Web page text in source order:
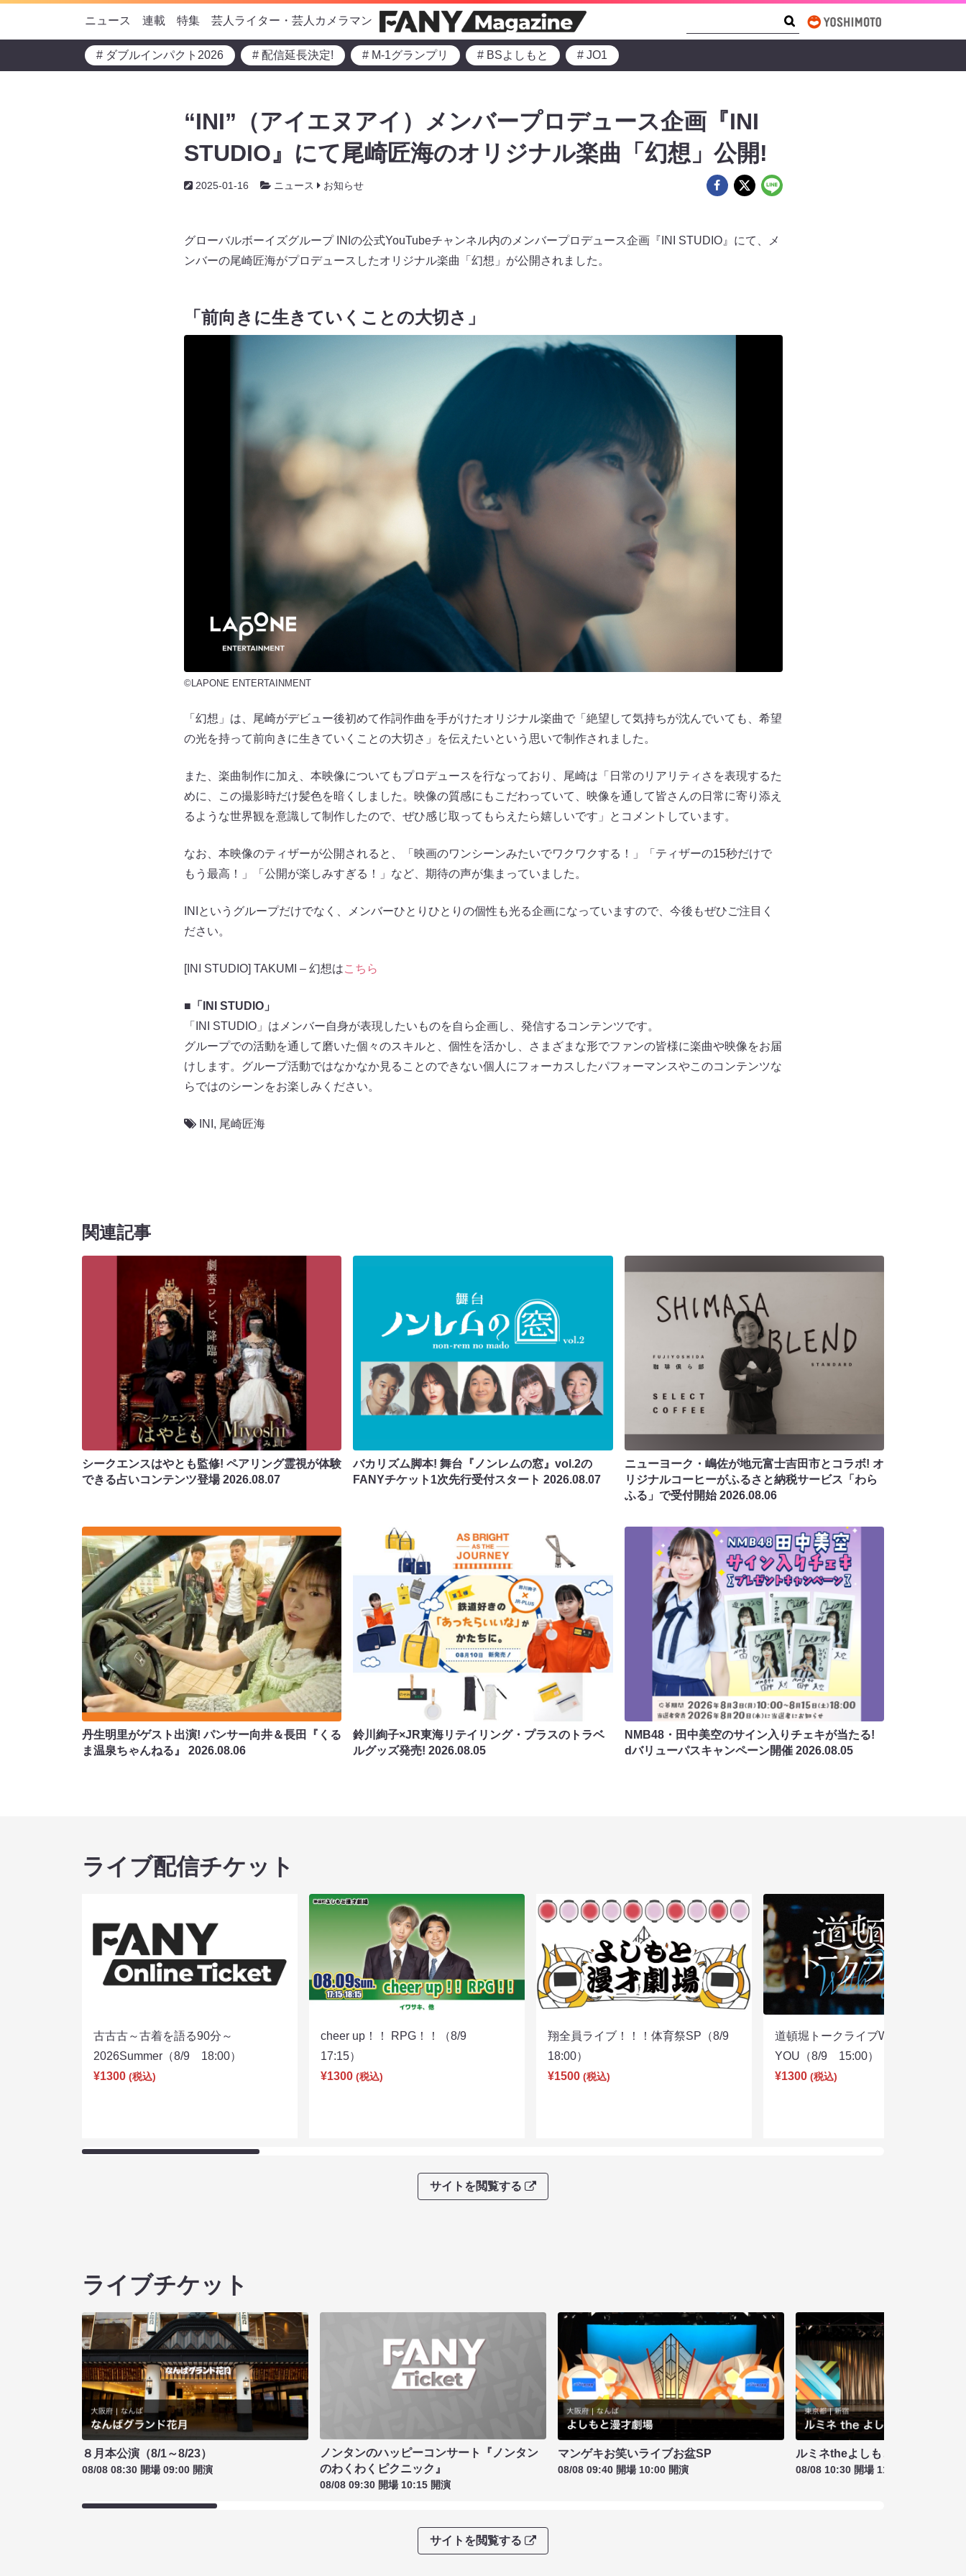
ニュース 連載 特集 芸人ライター・芸人カメラマン
# ダブルインパクト2026 # 配信延長決定! # M-1グランプリ # BSよしもと # JO1
“INI”（アイエヌアイ）メンバープロデュース企画『INI
STUDIO』にて尾崎匠海のオリジナル楽曲「幻想」公開!
2025-01-16 ニュース お知らせ
グローバルボーイズグループ INIの公式YouTubeチャンネル内のメンバープロデュース企画『INI STUDIO』にて、メ
ンバーの尾崎匠海がプロデュースしたオリジナル楽曲「幻想」が公開されました。
「前向きに生きていくことの大切さ」
©LAPONE ENTERTAINMENT
「幻想」は、尾崎がデビュー後初めて作詞作曲を手がけたオリジナル楽曲で「絶望して気持ちが沈んでいても、希望
の光を持って前向きに生きていくことの大切さ」を伝えたいという思いで制作されました。
また、楽曲制作に加え、本映像についてもプロデュースを行なっており、尾崎は「日常のリアリティさを表現するた
めに、この撮影時だけ髪色を暗くしました。映像の質感にもこだわっていて、映像を通して皆さんの日常に寄り添え
るような世界観を意識して制作したので、ぜひ感じ取ってもらえたら嬉しいです」とコメントしています。
なお、本映像のティザーが公開されると、「映画のワンシーンみたいでワクワクする！」「ティザーの15秒だけで
もう最高！」「公開が楽しみすぎる！」など、期待の声が集まっていました。
INIというグループだけでなく、メンバーひとりひとりの個性も光る企画になっていますので、今後もぜひご注目く
ださい。
[INI STUDIO] TAKUMI – 幻想はこちら
■「INI STUDIO」
「INI STUDIO」はメンバー自身が表現したいものを自ら企画し、発信するコンテンツです。
グループでの活動を通して磨いた個々のスキルと、個性を活かし、さまざまな形でファンの皆様に楽曲や映像をお届
けします。グループ活動ではなかなか見ることのできない個人にフォーカスしたパフォーマンスやこのコンテンツな
らではのシーンをお楽しみください。
INI , 尾崎匠海
関連記事
シークエンスはやとも監修! ペアリング霊視が体験
できる占いコンテンツ登場2026.08.07
バカリズム脚本! 舞台『ノンレムの窓』vol.2の
FANYチケット1次先行受付スタート2026.08.07
ニューヨーク・嶋佐が地元富士吉田市とコラボ! オ
リジナルコーヒーがふるさと納税サービス「わら
ふる」で受付開始2026.08.06
丹生明里がゲスト出演! パンサー向井＆長田『くる
ま温泉ちゃんねる』 2026.08.06
鈴川絢子×JR東海リテイリング・プラスのトラベ
ルグッズ発売!2026.08.05
NMB48・田中美空のサイン入りチェキが当たる!
dバリューパスキャンペーン開催 2026.08.05
ライブ配信チケット
古古古～古着を語る90分～
2026Summer（8/9 18:00）
¥1300 (税込)
cheer up！！ RPG！！（8/9
17:15）
¥1300 (税込)
翔全員ライブ！！！体育祭SP（8/9
18:00）
¥1500 (税込)
道頓堀トークライブWITH
YOU（8/9 15:00）
¥1300 (税込)
サイトを閲覧する
ライブチケット
８月本公演（8/1～8/23）
08/08 08:30 開場 09:00 開演
ノンタンのハッピーコンサート『ノンタン
のわくわくピクニック』
08/08 09:30 開場 10:15 開演
マンゲキお笑いライブお盆SP
08/08 09:40 開場 10:00 開演
ルミネtheよしもと お盆特別興行
08/08 10:30 開場 11:00 開演
サイトを閲覧する